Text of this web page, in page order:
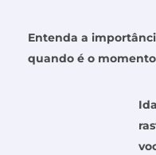
Entenda a
quando é o